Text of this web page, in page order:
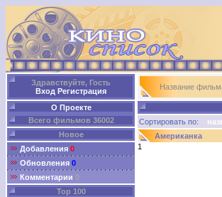
Здравствуйте, Гость
Вход Регистрация
О Проекте
Всего фильмов 36002
Новое
Добавления 0
Обновления 0
Комментарии 0
Top 100
Название
Сортировать по:
Американка
1